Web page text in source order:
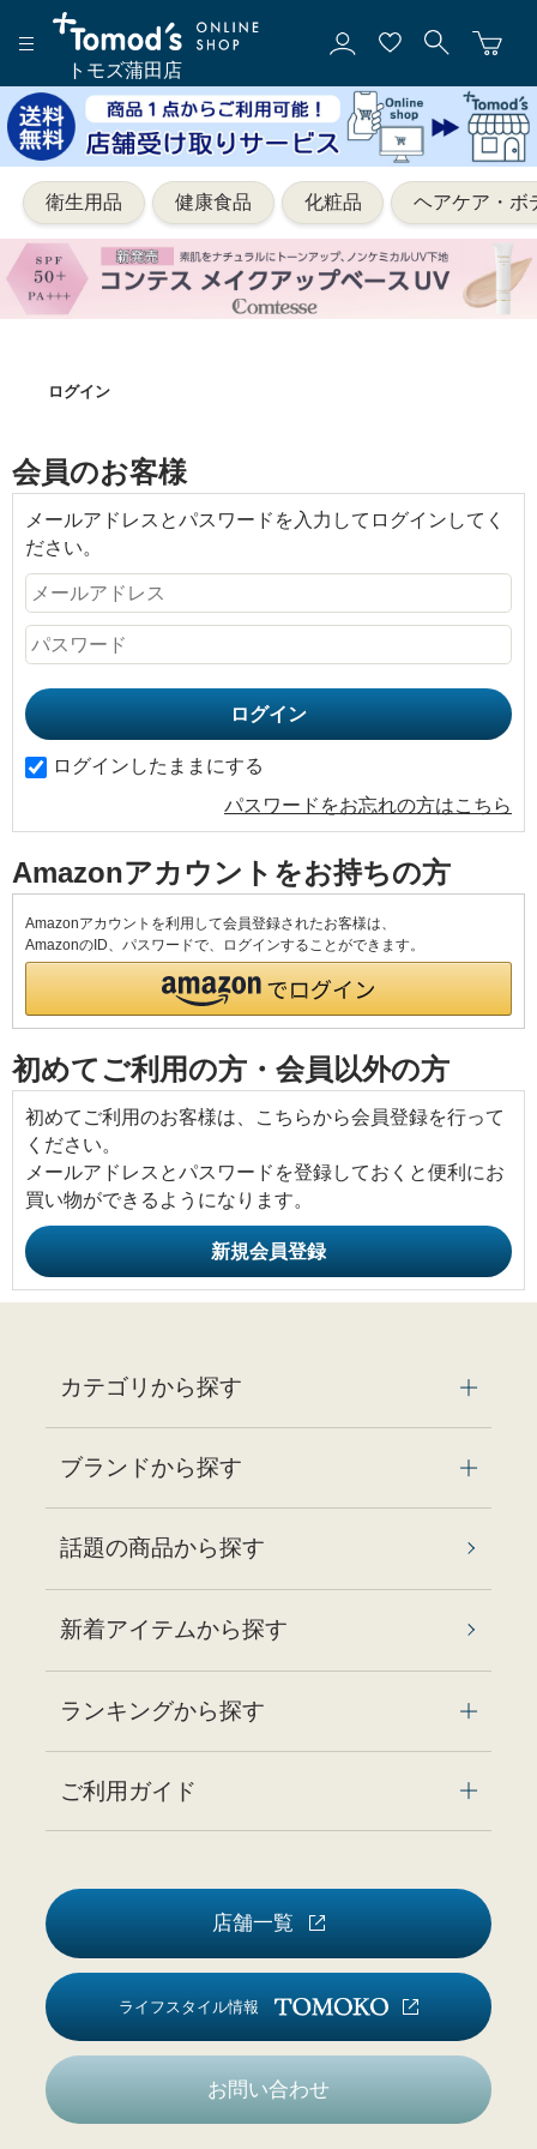
トモズ蒲田店
衛生用品 健康食品 化粧品 ヘアケア・ボ
ログイン
会員のお客様
メールアドレスとパスワードを入力してログインしてく
ださい。
ログインしたままにする
パスワードをお忘れの方はこちら
Amazonアカウントをお持ちの方
Amazonアカウントを利用して会員登録されたお客様は、
AmazonのID、パスワードで、ログインすることができます。
初めてご利用の方・会員以外の方
初めてご利用のお客様は、こちらから会員登録を行って
ください。
メールアドレスとパスワードを登録しておくと便利にお
買い物ができるようになります。
カテゴリから探す
ブランドから探す
話題の商品から探す
新着アイテムから探す
ランキングから探す
ご利用ガイド
店舗一覧
ライフスタイル情報
お問い合わせ